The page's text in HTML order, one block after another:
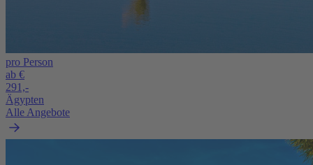
pro Person
ab €
291,-
Ägypten
Alle Angebote